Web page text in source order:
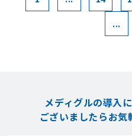
...
メディグルの導入
ございましたらお気